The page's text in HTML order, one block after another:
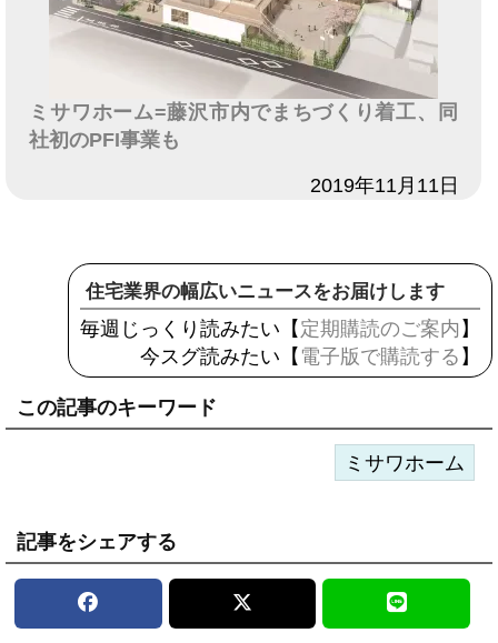
ミサワホーム=藤沢市内でまちづくり着工、同
社初のPFI事業も
2019年11月11日
住宅業界の幅広いニュースをお届けします
毎週じっくり読みたい【 定期購読のご案内 】
今スグ読みたい【 電子版で購読する 】
この記事のキーワード
ミサワホーム
記事をシェアする